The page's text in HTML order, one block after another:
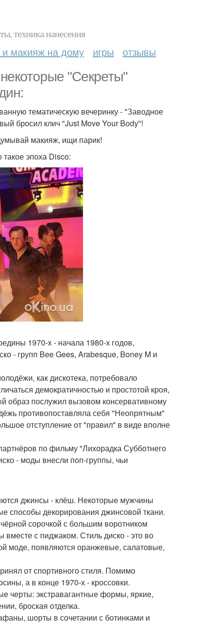
техника нанесения
и макияж на дому игры отзывы
"Секреты"
тематическую вечеринку - "Заводное
бросил клич "Just Move Your Body"!
макияж, ищи парик!
эпоха Disco:
1970-x - начала 1980-x годов,
- групп Bee Gees, Arabesque, Boney M и
как дискотека, потребовало
демократичностью и простотой кроя,
образ послужил вызовом консервативному
противопоставляла себя "Неопрятным"
отступление от "правил" в виде вполне
по фильму "Лихорадка Субботнего
- моды внесли поп-группы, чьи
джинсы - клёш. Некоторые мужчины
способы декорирования джинсовой ткани.
сорочкой с большим воротником
вместе с пиджаком. Стиль диско - это во
моде, появляются оранжевые, салатовые,
от спортивного стиля. Помимо
а в конце 1970-х - кроссовки.
черты: экстравагантные формы, яркие,
броская отделка.
шорты в сочетании с ботинками и